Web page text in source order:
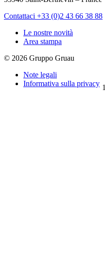
1
Contattaci +33 (0)2 43 66 38 88
Le nostre novità
Area stampa
© 2026 Gruppo Gruau
Note legali
Informativa sulla privacy